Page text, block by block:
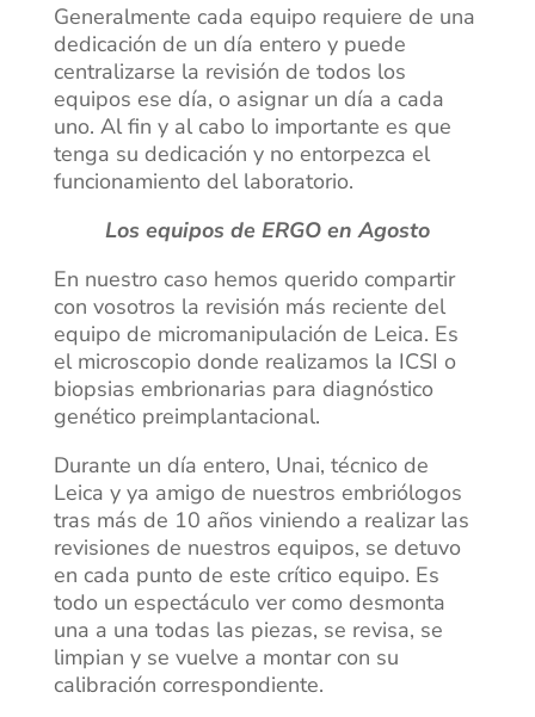
Generalmente cada equipo requiere de una
dedicación de un día entero y puede
centralizarse la revisión de todos los
equipos ese día, o asignar un día a cada
uno. Al fin y al cabo lo importante es que
tenga su dedicación y no entorpezca el
funcionamiento del laboratorio.
Los equipos de ERGO en Agosto
En nuestro caso hemos querido compartir
con vosotros la revisión más reciente del
equipo de micromanipulación de Leica. Es
el microscopio donde realizamos la ICSI o
biopsias embrionarias para diagnóstico
genético preimplantacional.
Durante un día entero, Unai, técnico de
Leica y ya amigo de nuestros embriólogos
tras más de 10 años viniendo a realizar las
revisiones de nuestros equipos, se detuvo
en cada punto de este crítico equipo. Es
todo un espectáculo ver como desmonta
una a una todas las piezas, se revisa, se
limpian y se vuelve a montar con su
calibración correspondiente.